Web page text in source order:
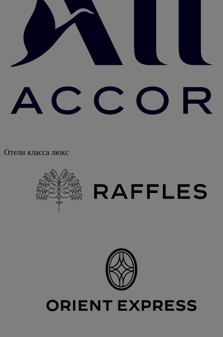
Отели класса люкс